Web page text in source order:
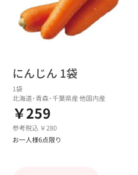
にんじん 1袋
1袋
北海道･青森･千葉県産 他国内産
￥259
参考税込 ￥280
お一人様6点限り